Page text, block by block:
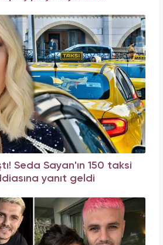
Seda Sayan'ın 150 taksi
yanıt geldi